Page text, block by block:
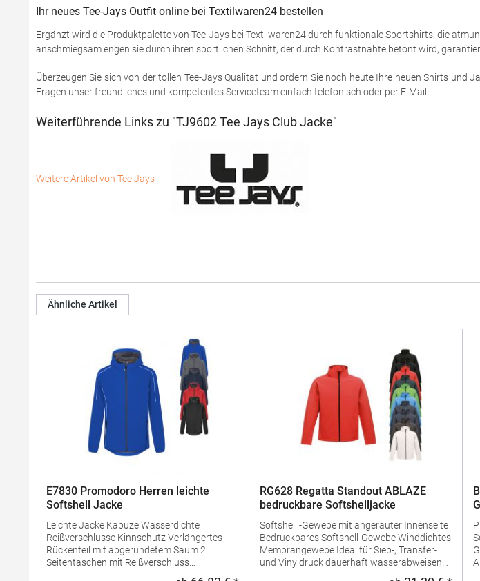
Ihr neues Tee-Jays Outfit online bei Textilwaren24 bestellen
Ergänzt wird die Produktpalette von Tee-Jays bei Textilwaren24 durch funktionale Sportshirts, die
anschmiegsam engen sie durch ihren sportlichen Schnitt, der durch Kontrastnähte betont wird,
Überzeugen Sie sich von der tollen Tee-Jays Qualität und ordern Sie noch heute Ihre neuen Shirts
Fragen unser freundliches und kompetentes Serviceteam einfach telefonisch oder per E-Mail.
Weiterführende Links zu "TJ9602 Tee Jays Club Jacke"
Weitere Artikel von Tee Jays
Ähnliche Artikel
E7830 Promodoro Herren leichte
Softshell Jacke
Leichte Jacke Kapuze Wasserdichte
Reißverschlüsse Kinnschutz Verlängertes
Rückenteil mit abgerundetem Saum 2
Seitentaschen mit Reißverschluss
RG628 Regatta Standout ABLAZE
bedruckbare Softshelljacke
Softshell -Gewebe mit angerauter Innenseite
Bedruckbares Softshell-Gewebe Winddichtes
Membrangewebe Ideal für Sieb-, Transfer-
und Vinyldruck dauerhaft wasserabweisende